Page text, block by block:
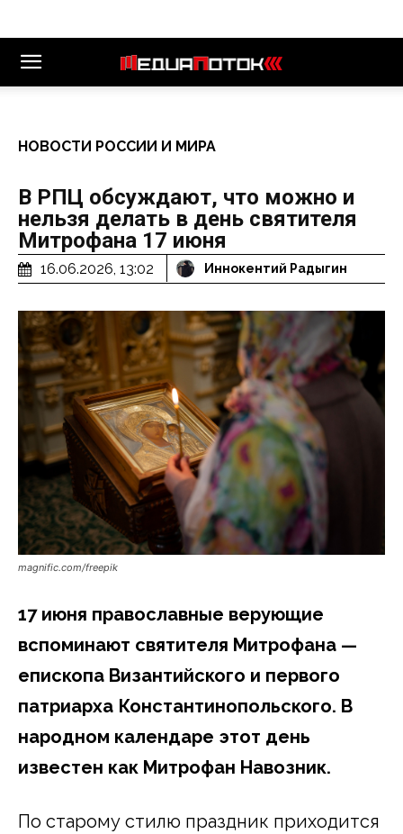
НОВОСТИ РОССИИ И МИРА
В РПЦ обсуждают, что можно и
нельзя делать в день святителя
Митрофана 17 июня
16.06.2026, 13:02 Иннокентий Радыгин
magnific.com/freepik
17 июня православные верующие
вспоминают святителя Митрофана —
епископа Византийского и первого
патриарха Константинопольского. В
народном календаре этот день
известен как Митрофан Навозник.
По старому стилю праздник приходится